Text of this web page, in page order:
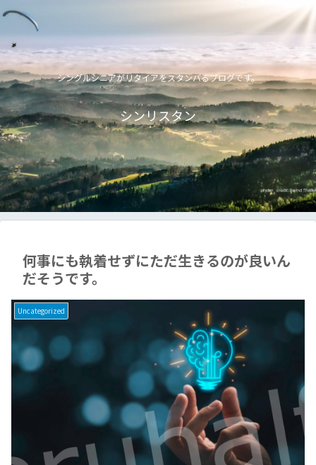
シングルシニアがリタイアをスタンバるブログです。
シンリスタン
何事にも執着せずにただ生きるのが良いん
だそうです。
Uncategorized